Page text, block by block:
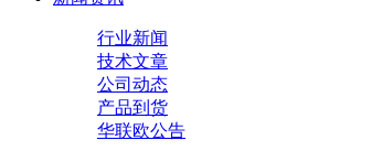
行业新闻
技术文章
公司动态
产品到货
华联欧公告